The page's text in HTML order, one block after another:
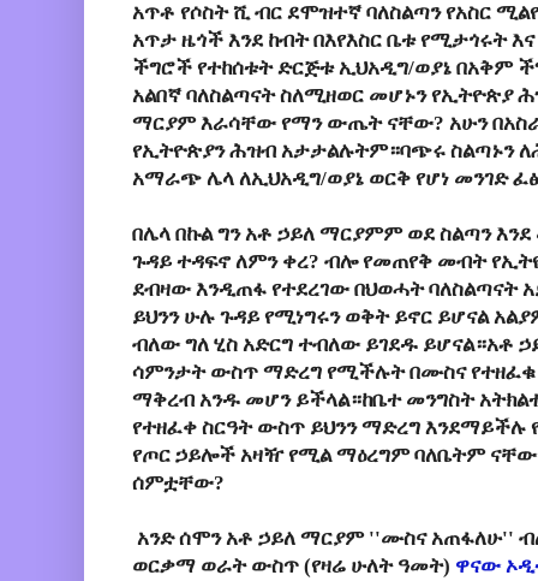
አጥቶ የሶስት ሺ ብር ደሞዝተኛ ባለስልጣን የአስር
አጥታ ዜጎች እንደ ከብት በእየእስር ቤቱ የሚታጎሩት
ችግሮች የተከሰቱት ድርጅቱ ኢህአዲግ/ወያኔ በአቅም
አልበኛ ባለስልጣናት ስለሚዘወር መሆኑን የኢትዮጵያ
ማርያም እራሳቸው የማን ውጤት ናቸው? አሁን
የኢትዮጵያን ሕዝብ አታታልሉትም።ባጭሩ ስልጣኑን
አማራጭ ሌላ ለኢህአዲግ/ወያኔ ወርቅ የሆነ መንገድ
በሌላ በኩል ግን አቶ ኃይለ ማርያምም ወደ ስልጣን
ጉዳይ ተዳፍኖ ለምን ቀረ? ብሎ የመጠየቅ መብት
ደብዛው እንዲጠፋ የተደረገው በህወሓት ባለስልጣናት
ይህንን ሁሉ ጉዳይ የሚነግሩን ወቅት ይኖር ይሆናል
ብለው ግለ ሂስ አድርግ ተብለው ይገደዱ ይሆናል።አቶ
ሳምንታት ውስጥ ማድረግ የሚችሉት በሙስና የተዘፈቁ
ማቅረብ አንዱ መሆን ይችላል።ከቤተ መንግስት
የተዘፈቀ ስርዓት ውስጥ ይህንን ማድረግ
የጦር ኃይሎች አዛዥ የሚል ማዕረግም ባለቤትም ናቸው
ሰምቷቸው?
አንድ ሰሞን አቶ ኃይለ ማርያም ''ሙስና አጠፋለሁ''
ወርቃማ ወራት ውስጥ (የዛሬ ሁለት ዓመት) ዋናው